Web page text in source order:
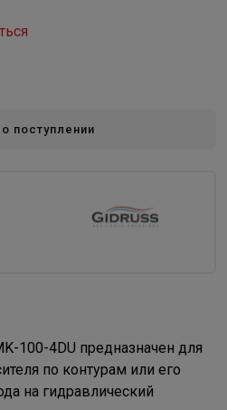
поступлении
100-4DU предназначен для
по контурам или его
на гидравлический